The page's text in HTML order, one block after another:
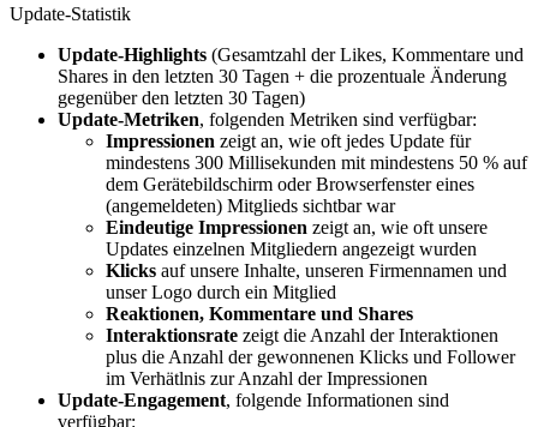
Update-Statistik
Update-Highlights (Gesamtzahl der Likes, Kommentare und
Shares in den letzten 30 Tagen + die prozentuale Änderung
gegenüber den letzten 30 Tagen)
Update-Metriken, folgenden Metriken sind verfügbar:
Impressionen zeigt an, wie oft jedes Update für
mindestens 300 Millisekunden mit mindestens 50 % auf
dem Gerätebildschirm oder Browserfenster eines
(angemeldeten) Mitglieds sichtbar war
Eindeutige Impressionen zeigt an, wie oft unsere
Updates einzelnen Mitgliedern angezeigt wurden
Klicks auf unsere Inhalte, unseren Firmennamen und
unser Logo durch ein Mitglied
Reaktionen, Kommentare und Shares
Interaktionsrate zeigt die Anzahl der Interaktionen
plus die Anzahl der gewonnenen Klicks und Follower
im Verhätlnis zur Anzahl der Impressionen
Update-Engagement, folgende Informationen sind
verfügbar: